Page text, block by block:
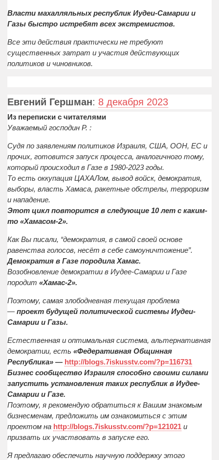
Власти махалляльных республик Иудеи-Самарии и
Газы быстро истребят всех экстремистов.
Все эти действия практически не требуют
существенных затрат и участия действующих
политиков и чиновников.
Евгений Гершман: 8 декабря 2023
Из переписки с читателями
Уважаемый господин Р. :
Судя по заявлениям политиков Израиля, США, ООН, ЕС и
прочих, готовится запуск процесса, аналогичного тому,
который происходил в Газе в 1980-2023 годы.
То есть оккупация ЦАХАЛом, вывод войск, демократия,
выборы, власть Хамаса, ракетные обстрелы, терроризм
и нападение.
Этот цикл повторится в следующие 10 лет с каким-
то «Хамасом-2».
Как Вы писали, “демократия, в самой своей основе
равенства голосов, несёт в себе самоуничтожение”.
Демократия в Газе породила Хамас.
Возобновление демократии в Иудее-Самарии и Газе
породит «Хамас-2».
Поэтому, самая злободневная текущая проблема
— проект будущей политической системы Иудеи-
Самарии и Газы.
Естественная и оптимальная система, альтернативная
демократии, есть «Федеративная Общинная
Республика» — http://blogs.7iskusstv.com/?p=116731
Бизнес сообщество Израиля способно своими силами
запустить установления таких республик в Иудее-
Самарии и Газе.
Поэтому, я рекомендую обратиться к Вашим знакомым
бизнесменам, предложить им ознакомиться с этим
проектом на http://blogs.7iskusstv.com/?p=121021 и
призвать их участвовать в запуске его.
Я предлагаю обеспечить научную поддержку этого